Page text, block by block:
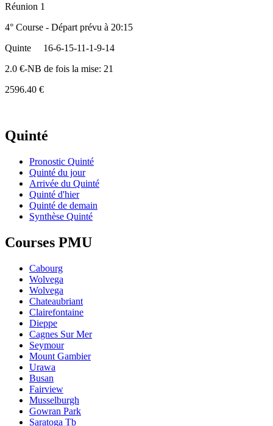
Réunion 1
4° Course - Départ prévu à 20:15
Quinte
16-6-15-11-1-9-14
2.0 €-NB de fois la mise: 21
2596.40 €
Quinté
Pronostic Quinté
Quinté du jour
Arrivée du Quinté
Quinté d'hier
Quinté de demain
Synthèse Quinté
Courses PMU
Cabourg
Wolvega
Wolvega
Chateaubriant
Clairefontaine
Dieppe
Cagnes Sur Mer
Seymour
Mount Gambier
Urawa
Busan
Fairview
Musselburgh
Gowran Park
Saratoga Tb